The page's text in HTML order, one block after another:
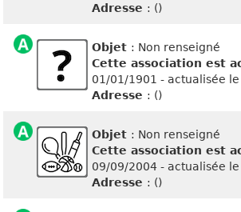
Adresse : ()
Objet : Non renseigné
Cette association est
01/01/1901 - actualisée
Adresse : ()
Objet : Non renseigné
Cette association est
09/09/2004 - actualisée
Adresse : ()